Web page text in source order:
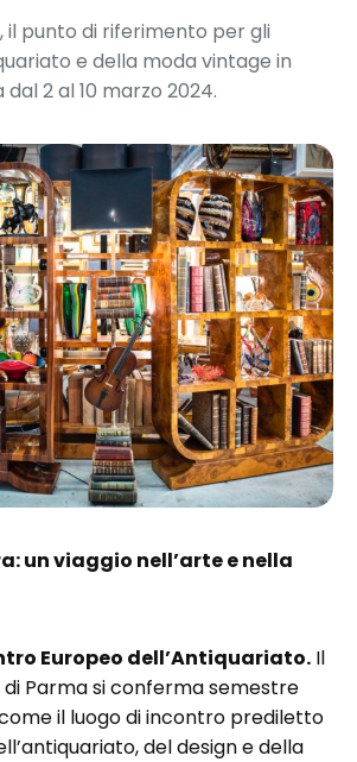
il punto di riferimento per gli
e della moda vintage in
dal 2 al 10 marzo 2024.
un viaggio nell’arte e nella
Europeo dell’Antiquariato. Il
Parma si conferma semestre
il luogo di incontro prediletto
del design e della